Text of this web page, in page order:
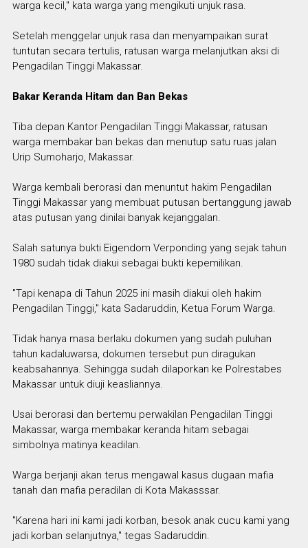
warga kecil," kata warga yang mengikuti unjuk rasa.
Setelah menggelar unjuk rasa dan menyampaikan surat
tuntutan secara tertulis, ratusan warga melanjutkan aksi di
Pengadilan Tinggi Makassar.
Bakar Keranda Hitam dan Ban Bekas
Tiba depan Kantor Pengadilan Tinggi Makassar, ratusan
warga membakar ban bekas dan menutup satu ruas jalan
Urip Sumoharjo, Makassar.
Warga kembali berorasi dan menuntut hakim Pengadilan
Tinggi Makassar yang membuat putusan bertanggung jawab
atas putusan yang dinilai banyak kejanggalan.
Salah satunya bukti Eigendom Verponding yang sejak tahun
1980 sudah tidak diakui sebagai bukti kepemilikan.
"Tapi kenapa di Tahun 2025 ini masih diakui oleh hakim
Pengadilan Tinggi," kata Sadaruddin, Ketua Forum Warga.
Tidak hanya masa berlaku dokumen yang sudah puluhan
tahun kadaluwarsa, dokumen tersebut pun diragukan
keabsahannya. Sehingga sudah dilaporkan ke Polrestabes
Makassar untuk diuji keasliannya.
Usai berorasi dan bertemu perwakilan Pengadilan Tinggi
Makassar, warga membakar keranda hitam sebagai
simbolnya matinya keadilan.
Warga berjanji akan terus mengawal kasus dugaan mafia
tanah dan mafia peradilan di Kota Makasssar.
"Karena hari ini kami jadi korban, besok anak cucu kami yang
jadi korban selanjutnya," tegas Sadaruddin.